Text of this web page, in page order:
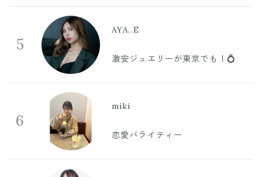
5
AYA..E
激安ジュエリーが東京でも！💍
6
miki
恋愛バライティー